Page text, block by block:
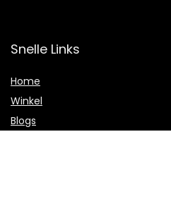
Snelle Links
Home
Winkel
Blogs